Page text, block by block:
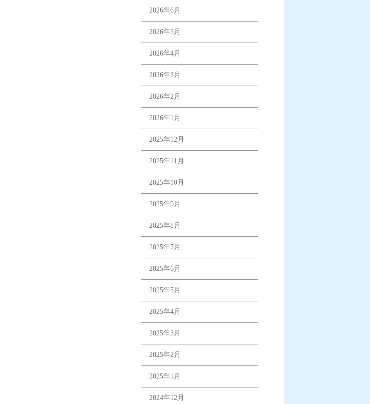
2026年6月
2026年5月
2026年4月
2026年3月
2026年2月
2026年1月
2025年12月
2025年11月
2025年10月
2025年9月
2025年8月
2025年7月
2025年6月
2025年5月
2025年4月
2025年3月
2025年2月
2025年1月
2024年12月